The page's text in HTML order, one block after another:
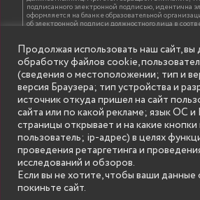
подписанного электронной подписью, идентична
оформляется на бланке образовательной
об электронной подписи должностного лица в
ИНФОРМАЦИЯ ДЛЯ ПРАВООБЛАДАТЕЛЕЙ
Все права на аудио и видео материалы,
принадлежат их законным владельцам и
Наличие материалов на сайте никаким образом не
нашего авторского права на данные материалы.
за возможные последствия использования их в
Кодексом Российской Федерации. Если вы
условиями, то можете приступить к просмотру
немедленно покинуть сайт. Все материалы,
открытых (общедоступных) источников. Если Вы
какого-либо материала, размещённого на этом
информация распространялась без Вашего на то
оказать Вам содействие, удалив соответствующие
чтобы вы прислали нам письмо (в электронном
Продолжая использовать наш сайт, вы
обработку файлов cookie,
(сведения о местоположении; тип и
версия Браузера; тип устройства и
источник откуда пришел на сайт
сайта или по какой рекламе; язык ОС и
страницы открывает и на какие
пользователь; ip-адрес) в целях
проведения ретаргетинга и
исследований и обзоров.
Если вы не хотите, чтобы ваши данные
покиньте сайт.